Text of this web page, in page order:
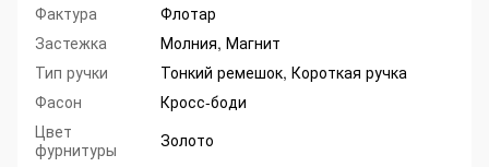
Фактура
Флотар
Застежка
Молния, Магнит
Тип ручки
Тонкий ремешок, Короткая ручка
Фасон
Кросс-боди
Цвет
фурнитуры
Золото